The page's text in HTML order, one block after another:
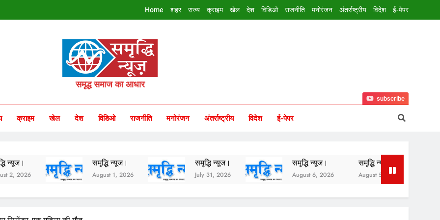
Home शहर राज्य क्राइम खेल देश विडिओ राजनीति मनोरंजन अंतर्राष्ट्रीय विदेश ई-पेपर
Samachar
समृद्ध समाज का आधार
क्राइम खेल देश विडिओ राजनीति मनोरंजन अंतर्राष्ट्रीय विदेश ई-पेपर
subscribe
समृद्धि न्यूज।
August 1, 2026
समृद्धि न्यूज।
July 31, 2026
समृद्धि न्यूज।
August 6, 2026
समृद्धि न्यूज।
August 5, 2026